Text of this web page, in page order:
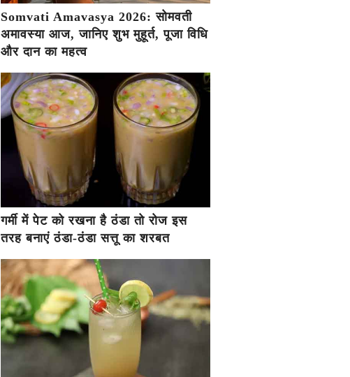
Somvati Amavasya 2026: सोमवती
अमावस्या आज, जानिए शुभ मुहूर्त, पूजा विधि
और दान का महत्व
गर्मी में पेट को रखना है ठंडा तो रोज इस
तरह बनाएं ठंडा-ठंडा सत्तू का शरबत